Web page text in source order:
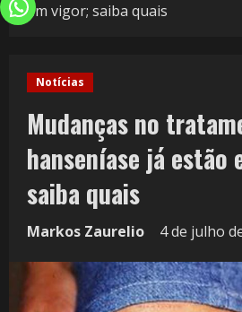
em vigor; saiba quais
Notícias
Mudanças no
hanseníase já estão
saiba quais
Markos Zaurelio 4 de julho